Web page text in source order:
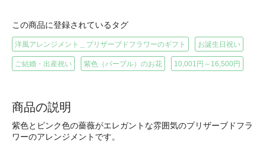
この商品に登録されているタグ
洋風アレンジメント＿プリザーブドフラワーのギフト お誕生日祝い
ご結婚・出産祝い 紫色（パープル）のお花 10,001円～16,500円
商品の説明
紫色とピンク色の薔薇がエレガントな雰囲気のプリザーブドフラ
ワーのアレンジメントです。